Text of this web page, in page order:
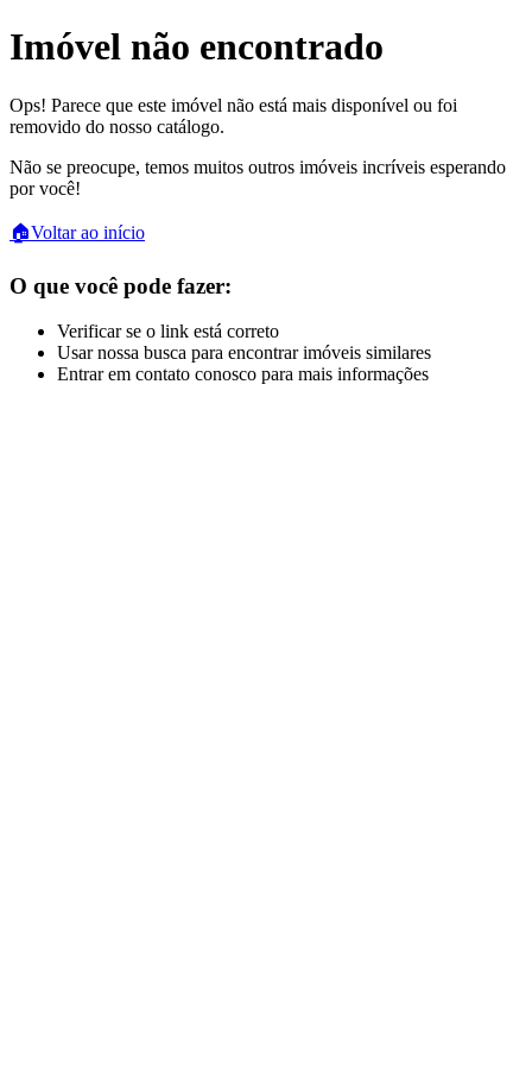
Imóvel não encontrado
Ops! Parece que este imóvel não está mais disponível ou foi
removido do nosso catálogo.
Não se preocupe, temos muitos outros imóveis incríveis esperando
por você!
🏠Voltar ao início
O que você pode fazer:
Verificar se o link está correto
Usar nossa busca para encontrar imóveis similares
Entrar em contato conosco para mais informações